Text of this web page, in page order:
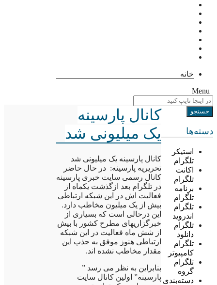
خانه
Menu
دسته‌ها
استیکر
تلگرام
اکانت
تلگرام
برنامه
تلگرام
تلگرام
اندروید
تلگرام
دانلود
تلگرام
کامپیوتر
تلگرام
گروه
دسته‌بندی
کانال پارسینه
یک میلیونی شد
کانال پارسینه یک میلیونی شد
تحریریه پارسینه: در حال حاضر
کانال رسمی سایت خبری پارسینه
در تلگرام بعد ازگذشت یکماه از
فعالیت اش در این شبکه ارتباطی
بیش از یک میلیون مخاطب دارد.
این درحالی است که بسیاری از
خبرگزاریهای مطرح کشور با بیش
از شش ماه فعالیت در این شبکه
ارتباطی هنوز موفق به جذب این
مقدار مخاطب نشده اند.
بنابراین به نظر می رسد ”
پارسینه” اولین کانال سایت